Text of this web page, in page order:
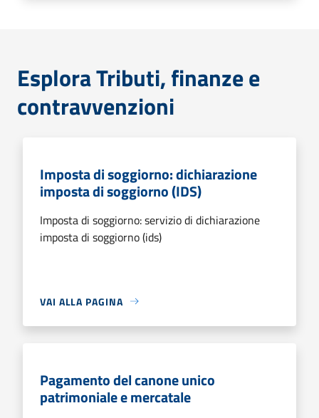
Esplora Tributi, finanze e
contravvenzioni
Imposta di soggiorno: dichiarazione
imposta di soggiorno (IDS)
Imposta di soggiorno: servizio di dichiarazione
imposta di soggiorno (ids)
VAI ALLA PAGINA
Pagamento del canone unico
patrimoniale e mercatale